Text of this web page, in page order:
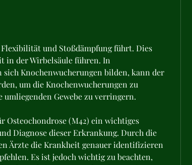
in der Wirbelsäule führen. In
Knochenwucherungen bilden, kann der
um die Knochenwucherungen zu
Gewebe zu verringern.
Osteochondrose (M42) ein wichtiges
Diagnose dieser Erkrankung. Durch die
Ärzte die Krankheit genauer identifizieren
Es ist jedoch wichtig zu beachten,